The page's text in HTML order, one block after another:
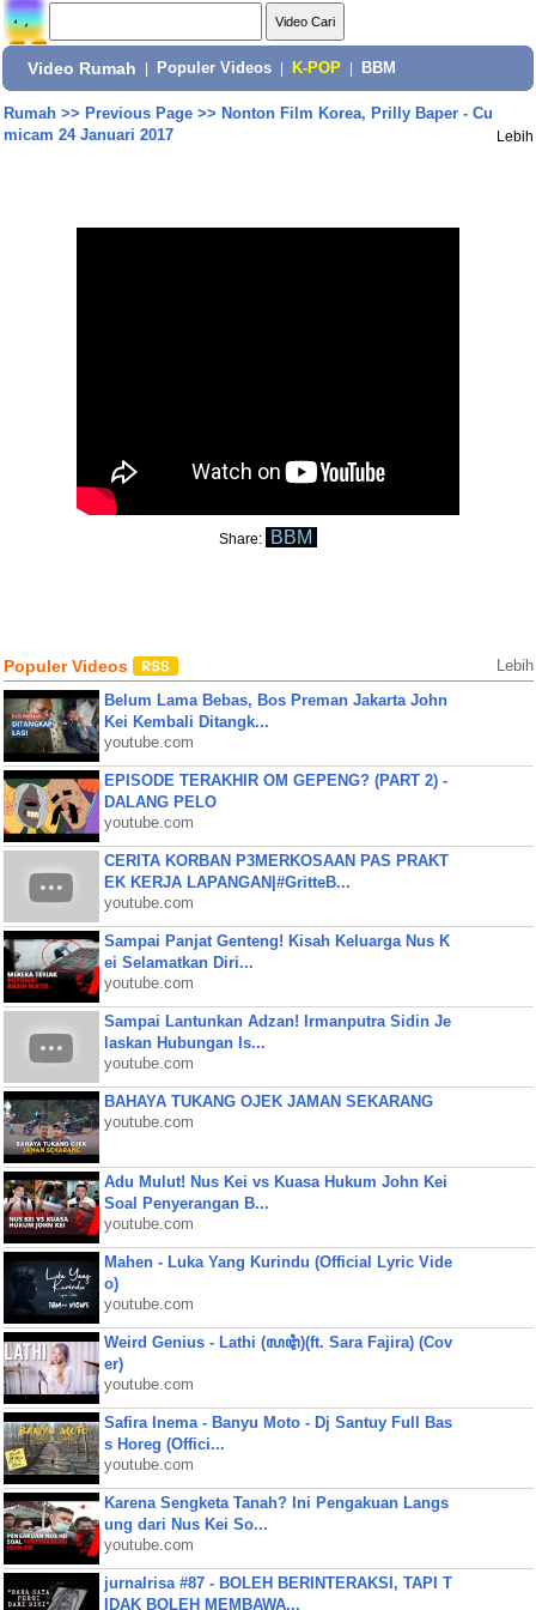
Video Rumah Populer Videos K-POP BBM
Rumah>> Previous Page>> Nonton Film Korea, Prilly Baper - Cu
micam 24 Januari 2017
Lebih
Share: BBM
Populer Videos Lebih
Belum Lama Bebas, Bos Preman Jakarta John
Kei Kembali Ditangk...
youtube.com
EPISODE TERAKHIR OM GEPENG? (PART 2) -
DALANG PELO
youtube.com
CERITA KORBAN P3MERKOSAAN PAS PRAKT
EK KERJA LAPANGAN|#GritteB...
youtube.com
Sampai Panjat Genteng! Kisah Keluarga Nus K
ei Selamatkan Diri...
youtube.com
Sampai Lantunkan Adzan! Irmanputra Sidin Je
laskan Hubungan Is...
youtube.com
BAHAYA TUKANG OJEK JAMAN SEKARANG
youtube.com
Adu Mulut! Nus Kei vs Kuasa Hukum John Kei
Soal Penyerangan B...
youtube.com
Mahen - Luka Yang Kurindu (Official Lyric Vide
o)
youtube.com
Weird Genius - Lathi (ꦭꦛꦶ)(ft. Sara Fajira) (Cov
er)
youtube.com
Safira Inema - Banyu Moto - Dj Santuy Full Bas
s Horeg (Offici...
youtube.com
Karena Sengketa Tanah? Ini Pengakuan Langs
ung dari Nus Kei So...
youtube.com
jurnalrisa #87 - BOLEH BERINTERAKSI, TAPI T
IDAK BOLEH MEMBAWA...